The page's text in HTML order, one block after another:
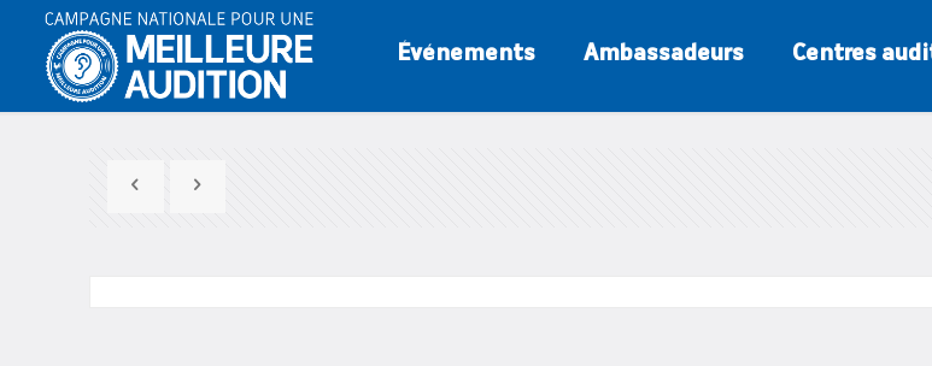
Événements Ambassadeurs Centres